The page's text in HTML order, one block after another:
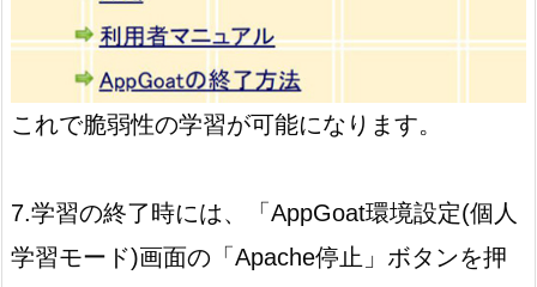
これで脆弱性の学習が可能になります。
7.学習の終了時には、「AppGoat環境設定(個人
学習モード)画面の「Apache停止」ボタンを押